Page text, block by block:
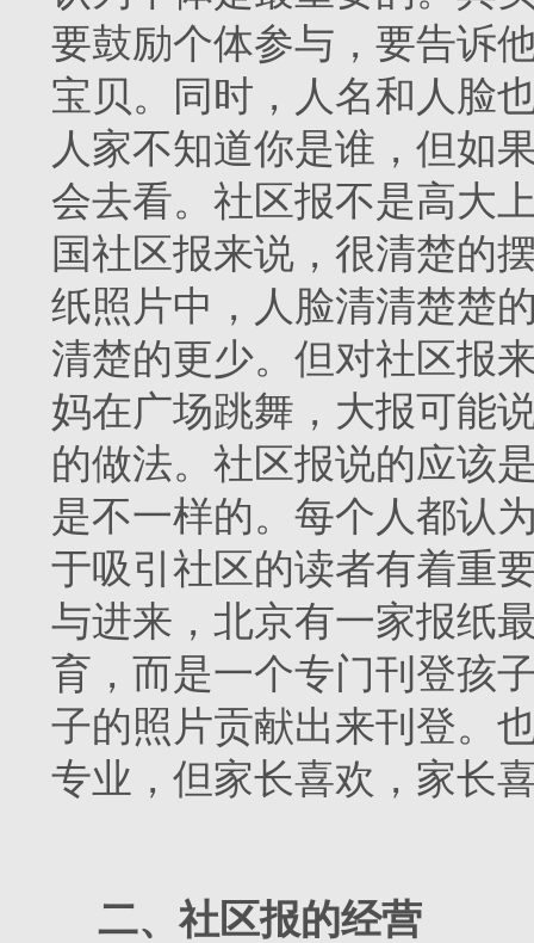
要鼓励个体参与，要告诉
宝贝。同时，人名和人脸
人家不知道你是谁，但如
会去看。社区报不是高大
国社区报来说，很清楚的
纸照片中，人脸清清楚楚
清楚的更少。但对社区报
妈在广场跳舞，大报可能
的做法。社区报说的应该
是不一样的。每个人都认
于吸引社区的读者有着重
与进来，北京有一家报纸
育，而是一个专门刊登孩
子的照片贡献出来刊登。
专业，但家长喜欢，家长
二、社区报的经营